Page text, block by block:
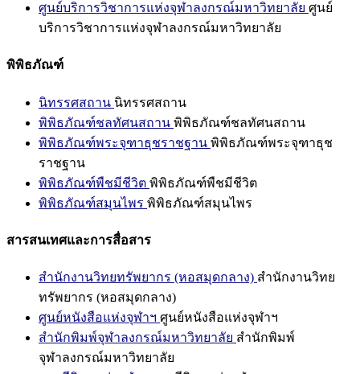
ศูนย์บริการวิชาการแห่งจุฬาลงกรณ์มหาวิทยาลัย ศูนย์
บริการวิชาการแห่งจุฬาลงกรณ์มหาวิทยาลัย
พิพิธภัณฑ์
นิทรรศสถาน นิทรรศสถาน
พิพิธภัณฑ์ชลทัศนสถาน พิพิธภัณฑ์ชลทัศนสถาน
พิพิธภัณฑ์พระจุฑาธุชราชฐาน พิพิธภัณฑ์พระจุฑาธุช
ราชฐาน
พิพิธภัณฑ์พืชมีชีวิต พิพิธภัณฑ์พืชมีชีวิต
พิพิธภัณฑ์สมุนไพร พิพิธภัณฑ์สมุนไพร
สารสนเทศและการสื่อสาร
สำนักงานวิทยทรัพยากร (หอสมุดกลาง) สำนักงานวิทย
ทรัพยากร (หอสมุดกลาง)
ศูนย์หนังสือแห่งจุฬาฯ ศูนย์หนังสือแห่งจุฬาฯ
สำนักพิมพ์จุฬาลงกรณ์มหาวิทยาลัย สำนักพิมพ์
จุฬาลงกรณ์มหาวิทยาลัย